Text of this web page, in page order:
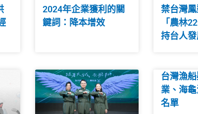
2024年企業獲利的關
鍵詞：降本增效
禁台灣
「農林
持台人
台灣漁
業、海
名單